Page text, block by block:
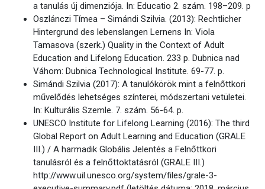
a tanulás új dimenziója. In: Educatio 2. szám. 198–209. p
Oszlánczi Tímea – Simándi Szilvia. (2013): Rechtlicher
Hintergrund des lebenslangen Lernens In: Viola
Tamasova (szerk.) Quality in the Context of Adult
Education and Lifelong Education. 233 p. Dubnica nad
Váhom: Dubnica Technological Institute. 69-77. p.
Simándi Szilvia (2017): A tanulókörök mint a felnőttkori
művelődés lehetséges színterei, módszertani vetületei.
In: Kulturális Szemle. 7. szám. 56-64. p.
UNESCO Institute for Lifelong Learning (2016): The third
Global Report on Adult Learning and Education (GRALE
III.) / A harmadik Globális Jelentés a Felnőttkori
tanulásról és a felnőttoktatásról (GRALE III.)
http://www.uil.unesco.org/system/files/grale-3-